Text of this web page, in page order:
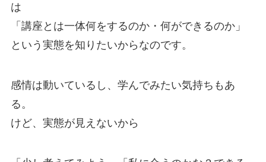
は
「講座とは一体何をするのか・何ができるのか」
という実態を知りたいからなのです。
感情は動いているし、学んでみたい気持ちもあ
る。
けど、実態が見えないから